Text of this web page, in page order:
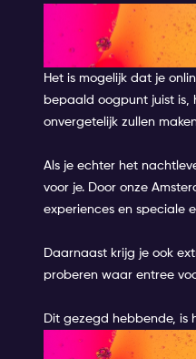
WAT ZIJN
AMSTERDAM?
Het is mogelijk dat je
bepaald oogpunt juist is,
onvergetelijk zullen
Als je echter het
voor je. Door onze
experiences en speciale
Daarnaast krijg je ook
proberen waar entree
Dit gezegd hebbende, is
DOE MEE